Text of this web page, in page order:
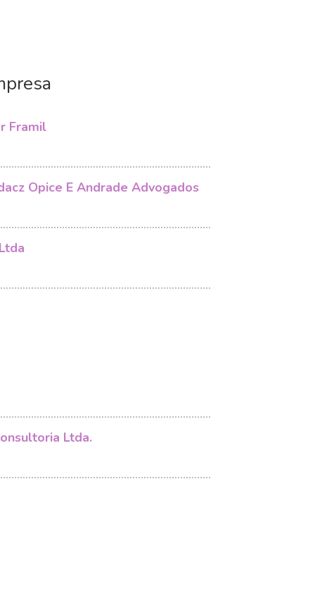
Framil
Opice E Andrade Advogados
Ltda.